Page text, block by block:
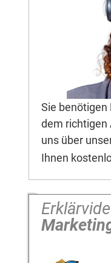
Sie benötigen
dem richtigen
uns über
Ihnen